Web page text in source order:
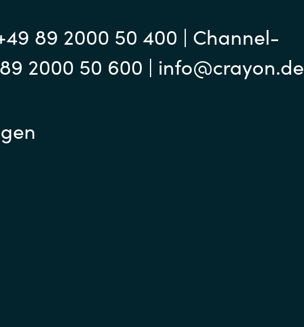
89 2000 50 400 | Channel-
2000 50 600 | info@crayon.de